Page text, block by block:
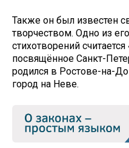
Также он был известен
творчеством. Одно из
стихотворений
посвящённое Санкт-
родился в Ростове-на-
город на Неве.